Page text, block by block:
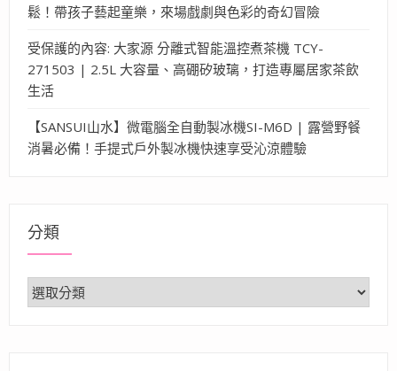
鬆！帶孩子藝起童樂，來場戲劇與色彩的奇幻冒險
受保護的內容: 大家源 分離式智能溫控煮茶機 TCY-
271503 | 2.5L 大容量、高硼矽玻璃，打造專屬居家茶飲
生活
【SANSUI山水】微電腦全自動製冰機SI-M6D | 露營野餐
消暑必備！手提式戶外製冰機快速享受沁涼體驗
分類
分
類